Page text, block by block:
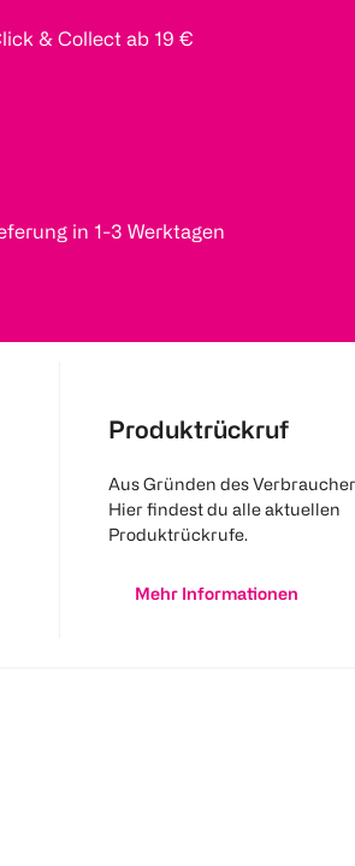
& Collect ab 19 €
in 1-3 Werktagen
Produktrückruf
Aus Gründen des
Hier findest du alle aktuellen
Produktrückrufe.
Mehr Informationen